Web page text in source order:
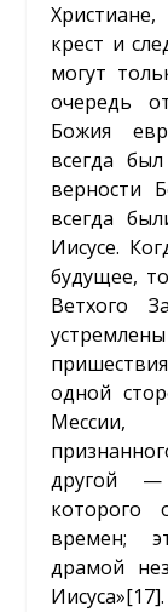
крест и
могут
очередь
Божия
всегда
верности
всегда
Иисусе.
будущее,
Ветхого
одной
Мессии,
другой —
которого
времен;
драмой
Иисуса»[17].